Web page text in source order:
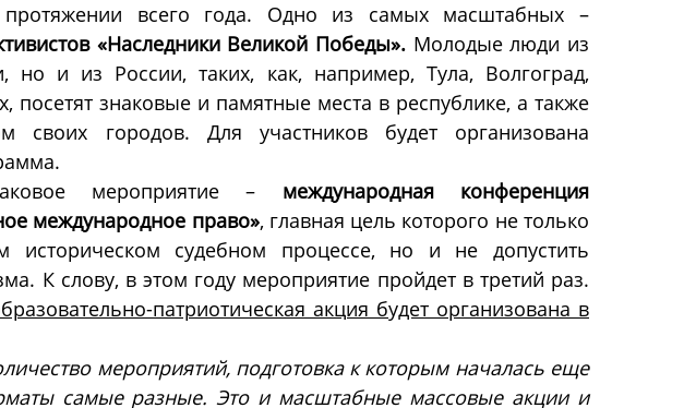
всего года. Одно из самых масштабных –
«Наследники Великой Победы». Молодые люди из
но и из России, таких, как, например, Тула, Волгоград,
посетят знаковые и памятные места в республике, а также
своих городов. Для участников будет организована
мероприятие – международная конференция
международное право», главная цель которого не только
историческом судебном процессе, но и не допустить
К слову, в этом году мероприятие пройдет в третий раз.
патриотическая акция будет организована в
мероприятий, подготовка к которым началась еще
самые разные. Это и масштабные массовые акции и